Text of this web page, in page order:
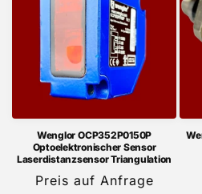
Wenglor OCP352P0150P
Optoelektronischer Sensor
Laserdistanzsensor Triangulation
Preis auf Anfrage